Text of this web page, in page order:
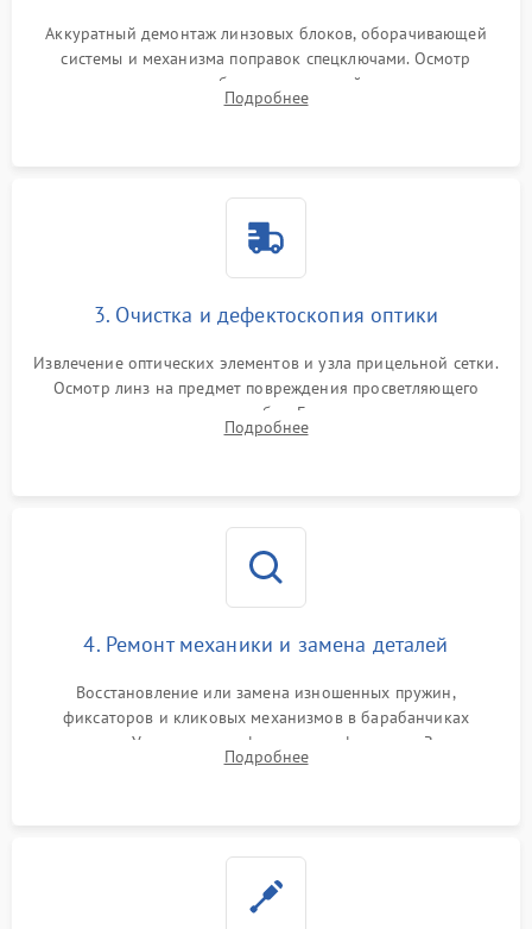
Аккуратный демонтаж линзовых блоков, оборачивающей
системы и механизма поправок спецключами. Осмотр
внутренних резьбовых соединений, пружин и
уплотнительных колец. Поиск причин люфта, смещения
Подробнее
3. Очистка и дефектоскопия оптики
Извлечение оптических элементов и узла прицельной сетки.
Осмотр линз на предмет повреждения просветляющего
покрытия или появления грибка. Бережная очистка стекол
спецрастворами. Проверка целостности гравированной
Подробнее
4. Ремонт механики и замена деталей
Восстановление или замена изношенных пружин,
фиксаторов и кликовых механизмов в барабанчиках
поправок. Устранение люфтов в трансфокаторе. Замена
поврежденных линз, разбитой сетки или восстановление
Подробнее